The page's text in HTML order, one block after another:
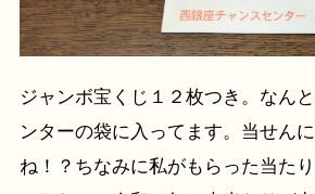
ジャンボ宝くじ１２枚つき。なん
ンターの袋に入ってます。当せん
ね！？ちなみに私がもらった当た